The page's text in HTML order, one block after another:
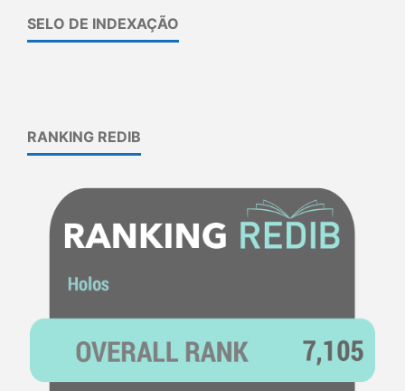
SELO DE INDEXAÇÃO
RANKING REDIB